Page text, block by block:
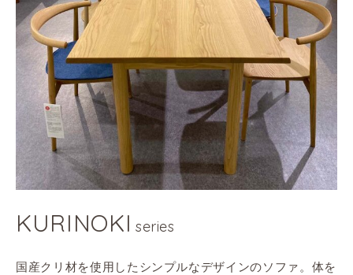
KURINOKI series
国産クリ材を使用したシンプルなデザインのソファ。体を